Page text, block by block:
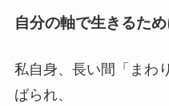
自分の軸で生きるた
私自身、長い間「まわ
ばられ、